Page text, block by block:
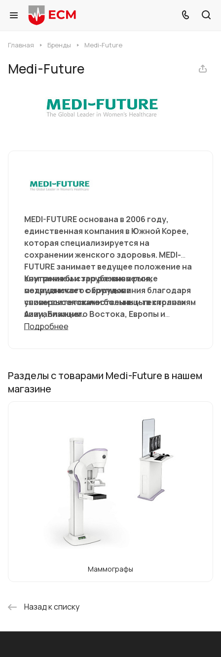
Главная Бренды Medi-Future
Medi-Future
MEDI-FUTURE основана в 2006 году,
единственная компания в Южной Корее,
которая специализируется на
сохранении женского здоровья. MEDI-
FUTURE занимает ведущее положение на
внутреннем и зарубежном рынке
медицинского оборудования благодаря
своим высококачественным технологиям
визуализации.
Компания быстро развивается,
сотрудничает с крупными
университетскими больницы в странах
Азии, Ближнего Востока, Европы и
Африки. Medi-Future прилагает все
долгую и здоровую жизнь, не опасаясь
рака молочной железы.
Подробнее
Разделы с товарами Medi-Future в нашем
магазине
Маммографы
Назад к списку